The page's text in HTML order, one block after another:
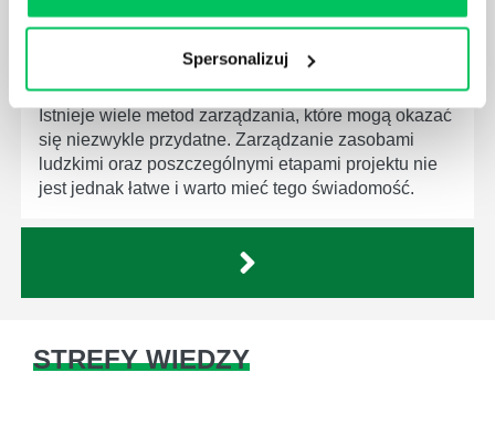
Spersonalizuj
JAKĄ METODĘ ZARZĄDZANIA POWINIEN ZNAĆ
Istnieje wiele metod zarządzania, które mogą okazać
się niezwykle przydatne. Zarządzanie zasobami
ludzkimi oraz poszczególnymi etapami projektu nie
jest jednak łatwe i warto mieć tego świadomość.
STREFY WIEDZY